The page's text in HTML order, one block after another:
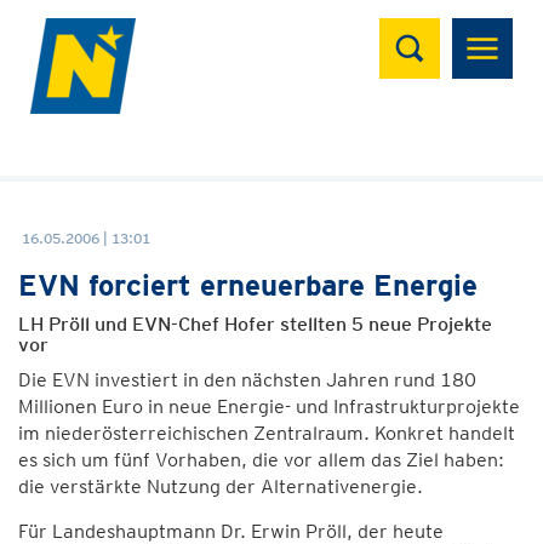
Suchen
16.05.2006 | 13:01
EVN forciert erneuerbare Energie
LH Pröll und EVN-Chef Hofer stellten 5 neue Projekte
vor
Die EVN investiert in den nächsten Jahren rund 180
Millionen Euro in neue Energie- und Infrastrukturprojekte
im niederösterreichischen Zentralraum. Konkret handelt
es sich um fünf Vorhaben, die vor allem das Ziel haben:
die verstärkte Nutzung der Alternativenergie.
Für Landeshauptmann Dr. Erwin Pröll, der heute